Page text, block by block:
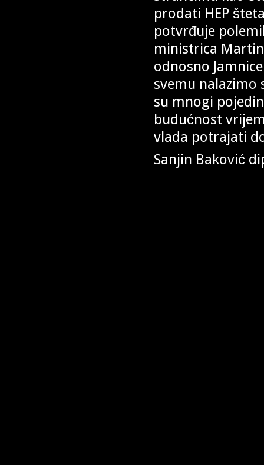
prodati HEP
potvrđuje
ministrica
odnosno
svemu nalazimo
su mnogi
budućnost
vlada potrajati
Sanjin Baković